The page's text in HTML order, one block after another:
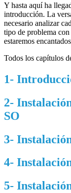
Y hasta aquí ha
introducción. La
necesario analizar
tipo de problema
estaremos
Todos los capítulos
1-
2-
SO
3-
4-
5-